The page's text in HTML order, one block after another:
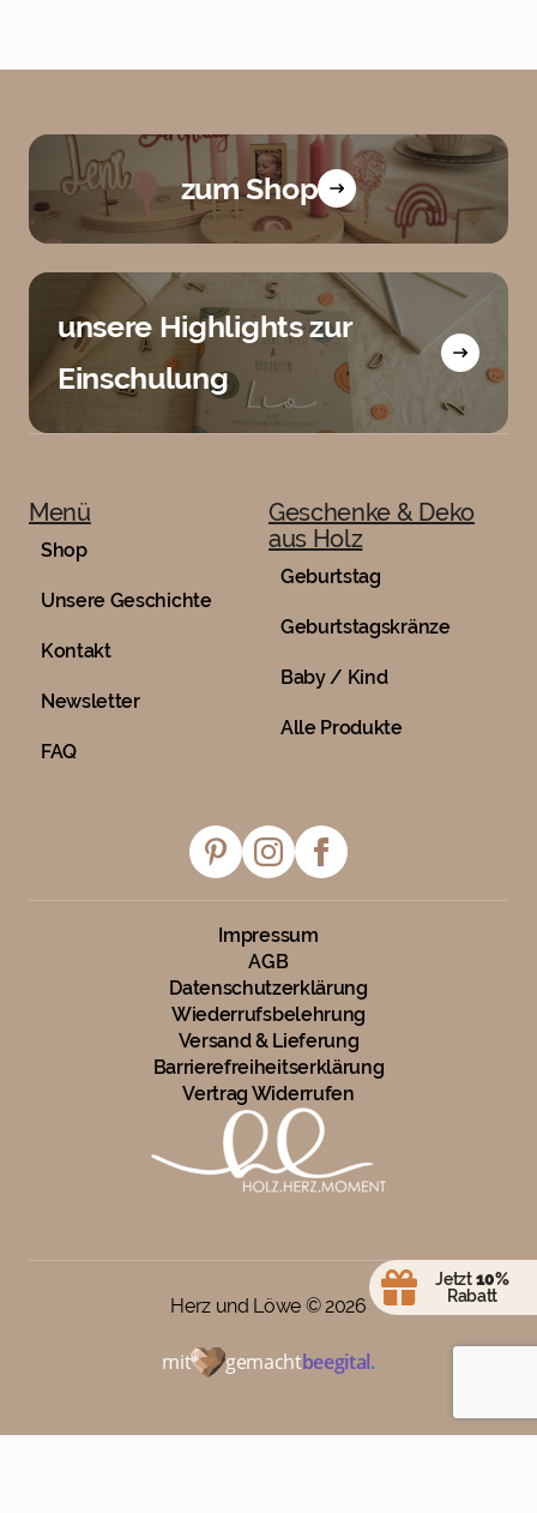
zum Shop
unsere Highlights zur
Einschulung
Menü
Shop
Unsere Geschichte
Kontakt
Newsletter
FAQ
Geschenke & Deko
aus Holz
Geburtstag
Geburtstagskränze
Baby / Kind
Alle Produkte
Impressum
AGB
Datenschutzerklärung
Wiederrufsbelehrung
Versand & Lieferung
Barrierefreiheitserklärung
Vertrag Widerrufen
Herz und Löwe ©2026
mit gemachtbeegital.
Jetzt10%
Rabatt